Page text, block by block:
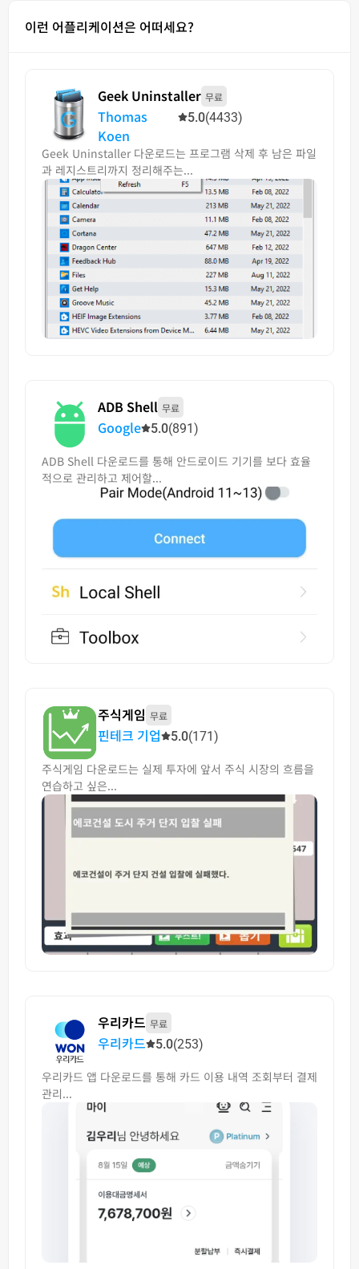
이런 어플리케이션은 어떠세요?
Geek Uninstaller 무료
Thomas
Koen
5.0(4433)
Geek Uninstaller 다운로드는 프로그램 삭제 후 남은 파일
과 레지스트리까지 정리해주는...
ADB Shell 무료
Google 5.0(891)
ADB Shell 다운로드를 통해 안드로이드 기기를 보다 효율
적으로 관리하고 제어할...
주식게임 무료
핀테크 기업 5.0(171)
주식게임 다운로드는 실제 투자에 앞서 주식 시장의 흐름을
연습하고 싶은...
우리카드 무료
우리카드 5.0(253)
우리카드 앱 다운로드를 통해 카드 이용 내역 조회부터 결제
관리...